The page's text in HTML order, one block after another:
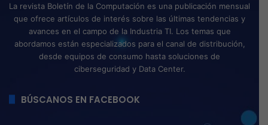
La revista Boletín de la Computación es una publicación mensual
que ofrece artículos de interés sobre las últimas tendencias y
avances en el campo de la Industria TI. Los temas que
abordamos están especializados para el canal de distribución,
desde equipos de consumo hasta soluciones de
ciberseguridad y Data Center.
BÚSCANOS EN FACEBOOK